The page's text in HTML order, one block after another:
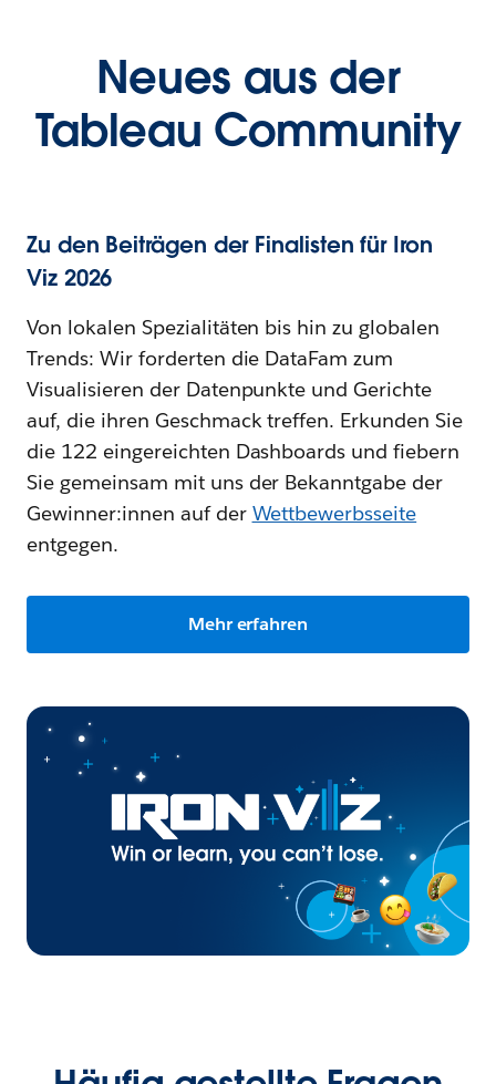
Neues aus der
Tableau Community
Zu den Beiträgen der Finalisten für Iron
Viz 2026
Von lokalen Spezialitäten bis hin zu globalen
Trends: Wir forderten die DataFam zum
Visualisieren der Datenpunkte und Gerichte
auf, die ihren Geschmack treffen. Erkunden Sie
die 122 eingereichten Dashboards und fiebern
Sie gemeinsam mit uns der Bekanntgabe der
Gewinner:innen auf der Wettbewerbsseite
entgegen.
Mehr erfahren